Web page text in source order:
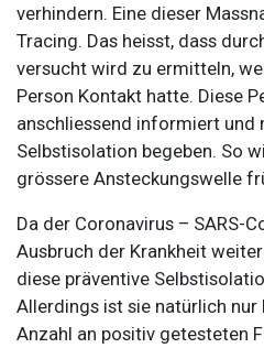
verhindern. Eine dieser
Tracing. Das heisst, dass
versucht wird zu ermitteln,
Person Kontakt hatte. Diese
anschliessend informiert und
Selbstisolation begeben. So
grössere Ansteckungswelle
Da der Coronavirus – SARS-
Ausbruch der Krankheit
diese präventive
Allerdings ist sie natürlich nur
Anzahl an positiv getesteten